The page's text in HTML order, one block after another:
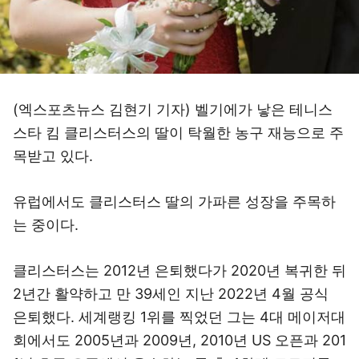
(엑스포츠뉴스 김현기 기자) 벨기에가 낳은 테니스
스타 킴 클리스터스의 딸이 탁월한 농구 재능으로 주
목받고 있다.
유럽에서도 클리스터스 딸의 가파른 성장을 주목하
는 중이다.
클리스터스는 2012년 은퇴했다가 2020년 복귀한 뒤
2년간 활약하고 만 39세인 지난 2022년 4월 공식
은퇴했다. 세계랭킹 1위를 찍었던 그는 4대 메이저대
회에서도 2005년과 2009년, 2010년 US 오픈과 201